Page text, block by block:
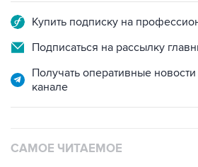
Купить подписку на
Подписаться на рассылку
Получать оперативные
канале
САМОЕ ЧИТАЕМОЕ